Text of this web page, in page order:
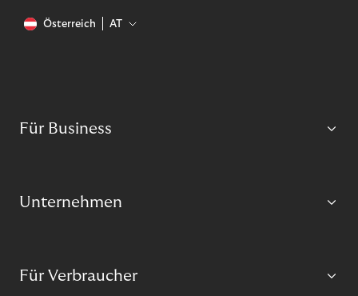
Österreich AT
Für Business
Unternehmen
Für Verbraucher